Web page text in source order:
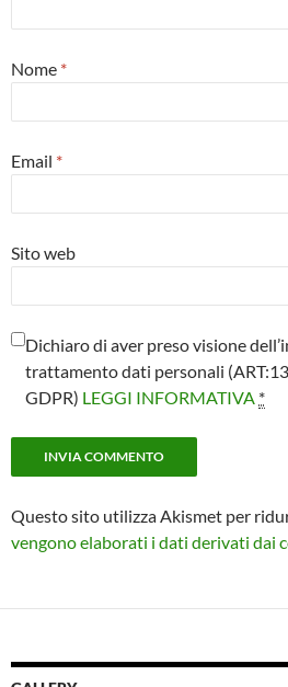
Nome *
Email *
Sito web
Dichiaro di aver preso visione
trattamento dati personali
GDPR) LEGGI INFORMATIVA *
Questo sito utilizza Akismet per
vengono elaborati i dati derivati dai